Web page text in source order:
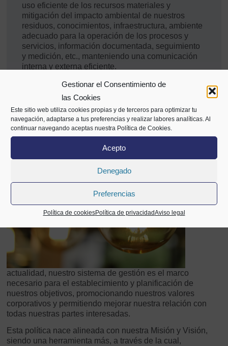
Gestionar el Consentimiento de
las Cookies
Este sitio web utiliza cookies propias y de terceros para optimizar tu
navegación, adaptarse a tus preferencias y realizar labores analíticas. Al
continuar navegando aceptas nuestra Política de Cookies.
Acepto
Denegado
Preferencias
Política de cookiesPolítica de privacidadAviso legal
uso eficiente de los recursos materiales y
mitigación del impacto ambiental de nuestros
residuos, conocimientos, infraestructura, ambiente
adecuado para la operación de los procesos y
servicios, información documentada, seguimiento
y medición, etc., manteniendo una comunicación
interna y externa eficiente.
actualidad, nuestro sistema de gestión es el marco
necesario para el establecimiento y planificación de
nuestros objetivos, promocionando nuestros valores
corporativos y permitiendo mejorar nuestra relación con
todas nuestras partes interesadas.
Esta política nace alineada con nuestra Misión y Visión,
siendo una herramienta más, a través de la cual,